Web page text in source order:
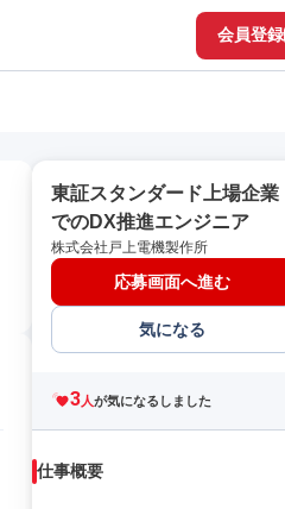
会員登録
東証スタンダード上場企業
でのDX推進エンジニア
株式会社戸上電機製作所
応募画面へ進む
気になる
3人が気になるしました
仕事概要